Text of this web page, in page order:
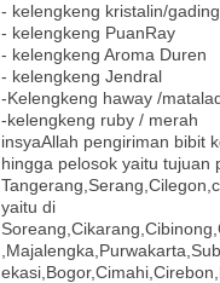
- kelengkeng kristalin/gading
- kelengkeng PuanRay
- kelengkeng Aroma Duren
- kelengkeng Jendral
-Kelengkeng haway /
-kelengkeng ruby / merah
insyaAllah pengiriman bibit
hingga pelosok yaitu tujuan
yaitu di